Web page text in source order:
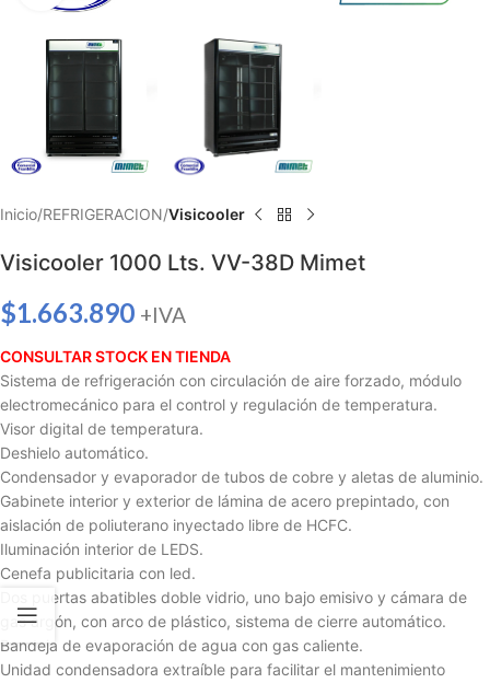
Inicio REFRIGERACION Visicooler
Visicooler 1000 Lts. VV-38D Mimet
$1.663.890 +IVA
CONSULTAR STOCK EN TIENDA
Sistema de refrigeración con circulación de aire forzado, módulo
electromecánico para el control y regulación de temperatura.
Visor digital de temperatura.
Deshielo automático.
Condensador y evaporador de tubos de cobre y aletas de aluminio.
Gabinete interior y exterior de lámina de acero prepintado, con
aislación de poliuterano inyectado libre de HCFC.
Iluminación interior de LEDS.
Cenefa publicitaria con led.
Dos puertas abatibles doble vidrio, uno bajo emisivo y cámara de
gas argón, con arco de plástico, sistema de cierre automático.
Bandeja de evaporación de agua con gas caliente.
Unidad condensadora extraíble para facilitar el mantenimiento